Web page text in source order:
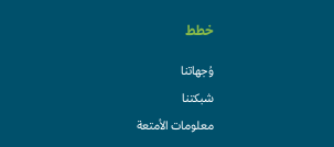
خطط
وُجهاتنا
شبكتنا
معلومات الأمتعة